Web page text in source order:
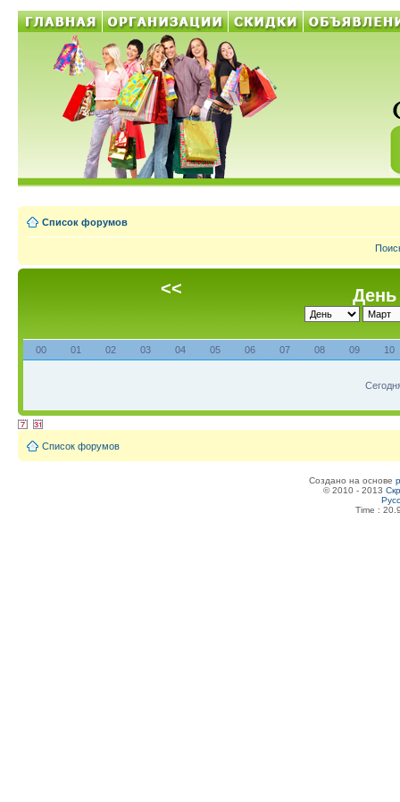
Список форумов
<< День
00 01 02 03 04 05 06 07 08 09 10
Список форумов
Создано на основе
© 2010 - 2013
Time :